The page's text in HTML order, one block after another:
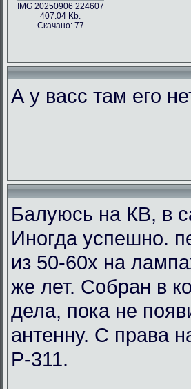
IMG 20250906 224607
407.04 Kb.
Скачано: 77
А у васс там его
Балуюсь на КВ, в
Иногда успешно.
из 50-60х на
же лет. Собран в
дела, пока не
антенну. С права
Р-311.